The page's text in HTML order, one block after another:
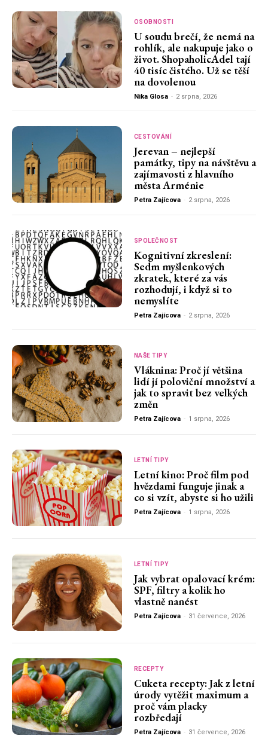
OSOBNOSTI
U soudu brečí, že nemá na
rohlík, ale nakupuje jako o
život. ShopaholicAdel tají
40 tisíc čistého. Už se těší
na dovolenou
Nika Glosa - 2 srpna, 2026
CESTOVÁNÍ
Jerevan – nejlepší
památky, tipy na návštěvu a
zajímavosti z hlavního
města Arménie
Petra Zajícova - 2 srpna, 2026
SPOLEČNOST
Kognitivní zkreslení:
Sedm myšlenkových
zkratek, které za vás
rozhodují, i když si to
nemyslíte
Petra Zajícova - 2 srpna, 2026
NAŠE TIPY
Vláknina: Proč jí většina
lidí jí poloviční množství a
jak to spravit bez velkých
změn
Petra Zajícova - 1 srpna, 2026
LETNÍ TIPY
Letní kino: Proč film pod
hvězdami funguje jinak a
co si vzít, abyste si ho užili
Petra Zajícova - 1 srpna, 2026
LETNÍ TIPY
Jak vybrat opalovací krém:
SPF, filtry a kolik ho
vlastně nanést
Petra Zajícova - 31 července, 2026
RECEPTY
Cuketa recepty: Jak z letní
úrody vytěžit maximum a
proč vám placky
rozbředají
Petra Zajícova - 31 července, 2026